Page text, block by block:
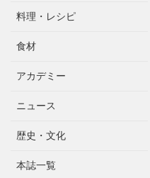
料理・レシピ
食材
アカデミー
ニュース
歴史・文化
本誌一覧